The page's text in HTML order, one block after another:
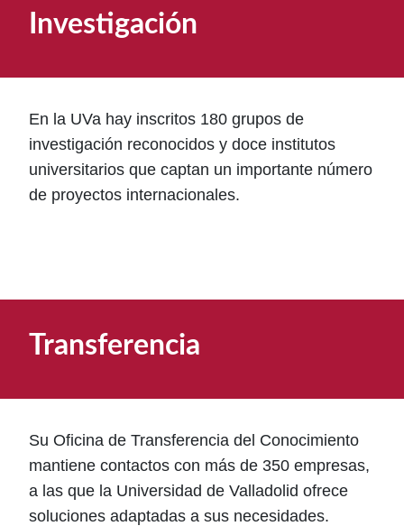
Investigación
En la UVa hay inscritos 180 grupos de
investigación reconocidos y doce institutos
universitarios que captan un importante número
de proyectos internacionales.
Transferencia
Su Oficina de Transferencia del Conocimiento
mantiene contactos con más de 350 empresas,
a las que la Universidad de Valladolid ofrece
soluciones adaptadas a sus necesidades.